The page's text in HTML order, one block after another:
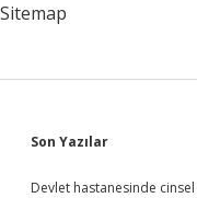
Sitemap
Sidebar
Son Yazılar
Devlet hastanesinde cinsel